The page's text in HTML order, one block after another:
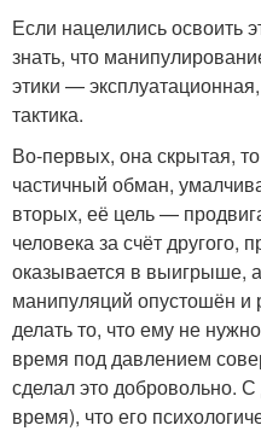
Если нацелились освоить
знать, что
этики —
тактика.
Во-первых, она скрытая,
частичный обман,
вторых, её цель —
человека за счёт другого,
оказывается в выигрыше,
манипуляций опустошён и
делать то, что ему не
время под давлением
сделал это добровольно.
время), что его